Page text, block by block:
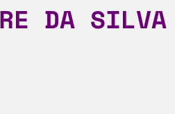
DA SILVA